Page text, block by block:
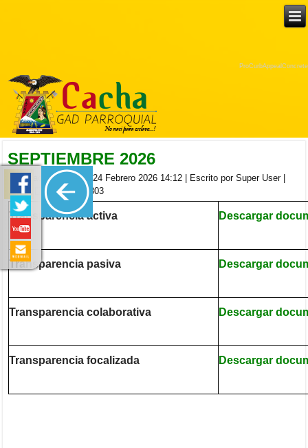
ProCurbAppealConcrete
SEPTIEMBRE 2026
Publicado el Martes, 24 Febrero 2026 14:12 Escrito por Super User|
| Visitas: 303
Transparencia activa Descargar
Transparencia pasiva Descargar
Transparencia colaborativa Descargar
Transparencia focalizada Descargar